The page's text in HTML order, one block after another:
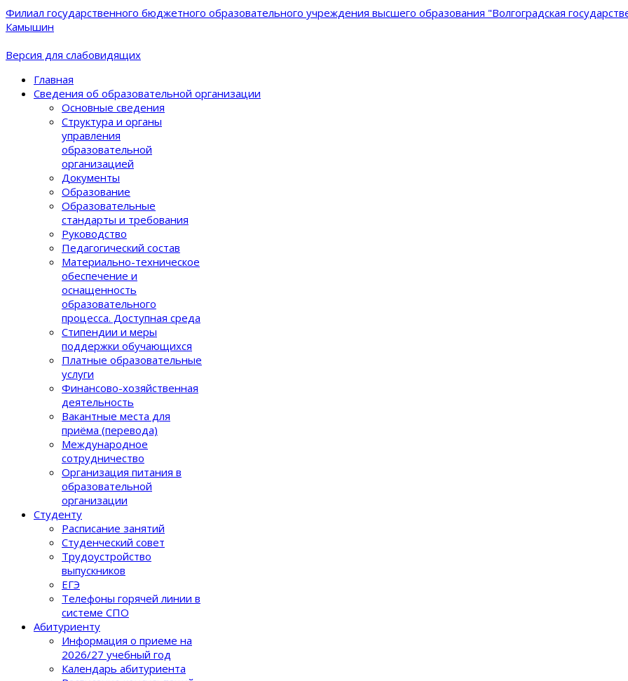
Филиал государственного бюджетного образовательного учреждения высшего образования "Волгоградская
Камышин
Версия для слабовидящих
Главная
Сведения об образовательной организации
Основные сведения
Структура и органы
управления
образовательной
организацией
Документы
Образование
Образовательные
стандарты и требования
Руководство
Педагогический состав
Материально-техническое
обеспечение и
оснащенность
образовательного
процеcса. Доступная среда
Стипендии и меры
поддержки обучающихся
Платные образовательные
услуги
Финансово-хозяйственная
деятельность
Вакантные места для
приёма (перевода)
Международное
сотрудничество
Организация питания в
образовательной
организации
Студенту
Расписание занятий
Студенческий совет
Трудоустройство
выпускников
ЕГЭ
Телефоны горячей линии в
системе СПО
Абитуриенту
Информация о приеме на
2026/27 учебный год
Календарь абитуриента